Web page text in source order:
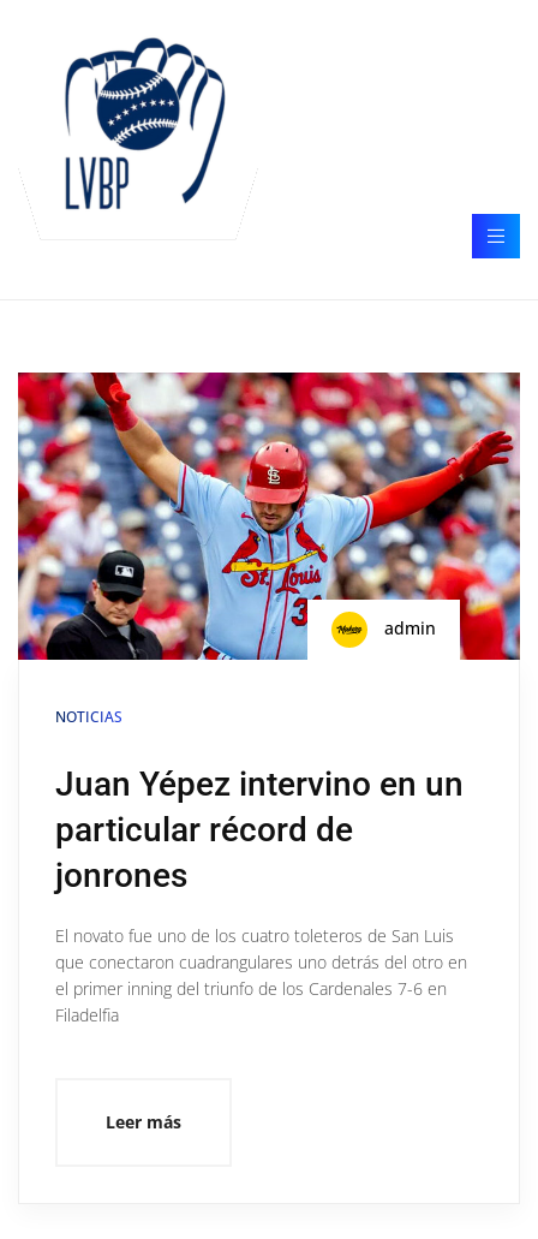
admin
NOTICIAS
Juan Yépez intervino en un
particular récord de
jonrones
El novato fue uno de los cuatro toleteros de San Luis
que conectaron cuadrangulares uno detrás del otro en
el primer inning del triunfo de los Cardenales 7-6 en
Filadelfia
Leer más